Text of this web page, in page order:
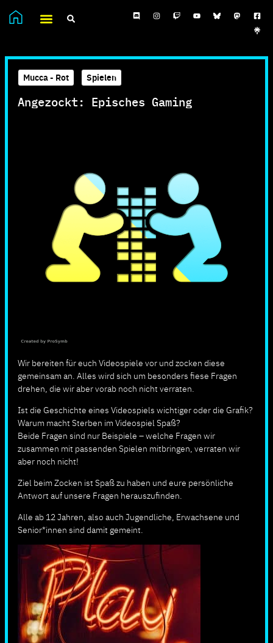
Mucca - Rot Spielen
Angezockt: Episches Gaming
Wir bereiten für euch Videospiele vor und zocken diese
gemeinsam an. Alles wird sich um besonders fiese Fragen
drehen, die wir aber vorab noch nicht verraten.
Ist die Geschichte eines Videospiels wichtiger oder die Grafik?
Warum macht Sterben im Videospiel Spaß?
Beide Fragen sind nur Beispiele – welche Fragen wir
zusammen mit passenden Spielen mitbringen, verraten wir
aber noch nicht!
Ziel beim Zocken ist Spaß zu haben und eure persönliche
Antwort auf unsere Fragen herauszufinden.
Alle ab 12 Jahren, also auch Jugendliche, Erwachsene und
Senior*innen sind damit gemeint.